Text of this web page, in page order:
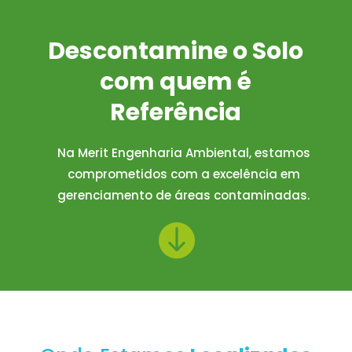
Descontamine o Solo
com quem é
Referência
Na Merit Engenharia Ambiental, estamos
comprometidos com a excelência em
gerenciamento de áreas contaminadas.
